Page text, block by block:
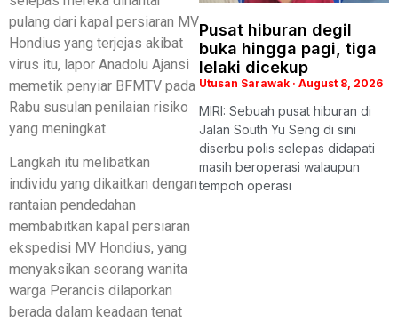
pulang dari kapal persiaran MV
Hondius yang terjejas akibat
virus itu, lapor Anadolu Ajansi
memetik penyiar BFMTV pada
Rabu susulan penilaian risiko
yang meningkat.
Langkah itu melibatkan
individu yang dikaitkan dengan
rantaian pendedahan
membabitkan kapal persiaran
ekspedisi MV Hondius, yang
menyaksikan seorang wanita
warga Perancis dilaporkan
berada dalam keadaan tenat
Pusat hiburan degil
buka hingga pagi, tiga
lelaki dicekup
Utusan Sarawak August 8, 2026
MIRI: Sebuah pusat hiburan di
Jalan South Yu Seng di sini
diserbu polis selepas didapati
masih beroperasi walaupun
tempoh operasi